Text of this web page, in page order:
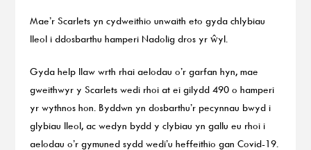
Mae’r Scarlets yn cydweithio unwaith eto gyda chlybiau
lleol i ddosbarthu hamperi Nadolig dros yr ŵyl.
Gyda help llaw wrth rhai aelodau o’r garfan hyn, mae
gweithwyr y Scarlets wedi rhoi at ei gilydd 490 o hamperi
yr wythnos hon. Byddwn yn dosbarthu’r pecynnau bwyd i
glybiau lleol, ac wedyn bydd y clybiau yn gallu eu rhoi i
aelodau o’r gymuned sydd wedi’u heffeithio gan Covid-19.